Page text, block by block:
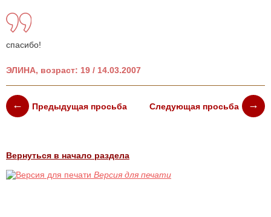
спасибо!
ЭЛИНА, возраст: 19 / 14.03.2007
Предыдущая просьба Следующая просьба
Вернуться в начало раздела
Версия для печати